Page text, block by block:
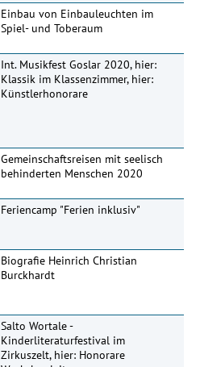
Einbau von Einbauleuchten im
Spiel- und Toberaum
Int. Musikfest Goslar 2020, hier:
Klassik im Klassenzimmer, hier:
Künstlerhonorare
Gemeinschaftsreisen mit seelisch
behinderten Menschen 2020
Feriencamp "Ferien inklusiv"
Biografie Heinrich Christian
Burckhardt
Salto Wortale -
Kinderliteraturfestival im
Zirkuszelt, hier: Honorare